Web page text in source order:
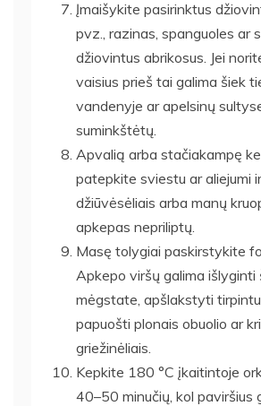
Įmaišykite pasirinktus
pvz., razinas, spanguoles ar
džiovintus abrikosus. Jei
vaisius prieš tai galima šiek
vandenyje ar apelsinų
suminkštėtų.
Apvalią arba stačiakampę
patepkite sviestu ar aliejumi
džiūvėsėliais arba manų
apkepas nepriliptų.
Masę tolygiai paskirstykite
Apkepo viršų galima išlyginti
mėgstate, apšlakstyti
papuošti plonais obuolio ar
griežinėliais.
Kepkite 180 °C įkaitintoje
40–50 minučių, kol paviršius